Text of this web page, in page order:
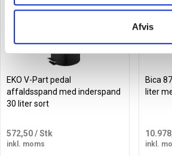
Afvis
EKO V-Part pedal
affaldsspand med inderspand
30 liter sort
572,50/ Stk
inkl. moms
Bica
liter
inkl.